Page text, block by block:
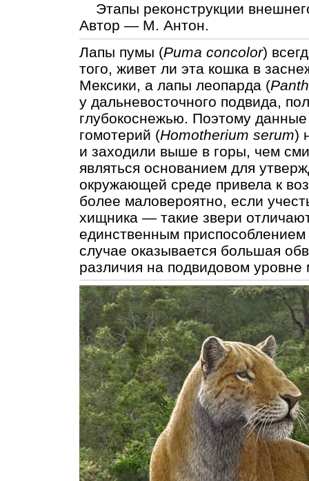
Этапы реконструкции
Автор — М. Антон.
Лапы пумы (Puma concolor)
того, живет ли эта кошка в
Мексики, а лапы леопарда (
у дальневосточного подвида,
глубокоснежью. Поэтому
гомотерий (Homotherium serum)
и заходили выше в горы, чем
являться основанием для
окружающей среде привела к
более маловероятно, если
хищника — такие звери
единственным
случае оказывается большая
различия на подвидовом